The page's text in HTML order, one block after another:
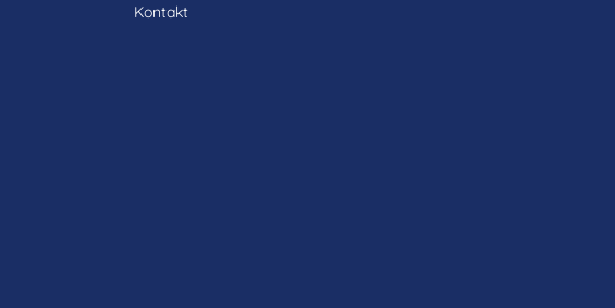
Kontakt